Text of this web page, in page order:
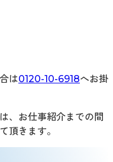
は0120-10-6918へお掛
、お仕事紹介までの間
頂きます。